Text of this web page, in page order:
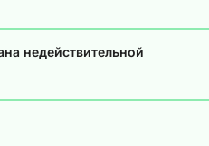
недействительной